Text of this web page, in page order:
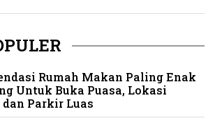
Rumah Makan Paling Enak
Untuk Buka Puasa, Lokasi
Parkir Luas